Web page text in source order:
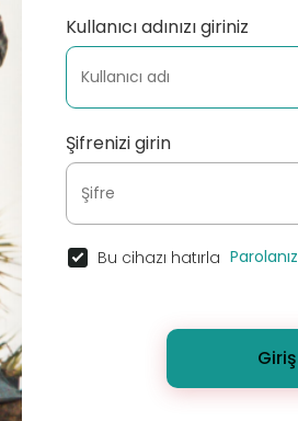
Kullanıcı adınızı giriniz
Şifrenizi girin
Bu cihazı hatırla